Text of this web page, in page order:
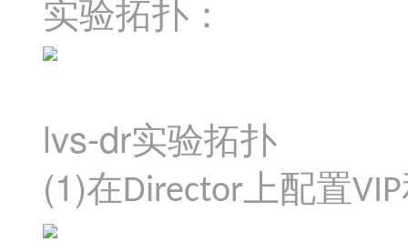
实验拓扑：
lvs-dr实验拓扑
(1)在Director上配置VIP